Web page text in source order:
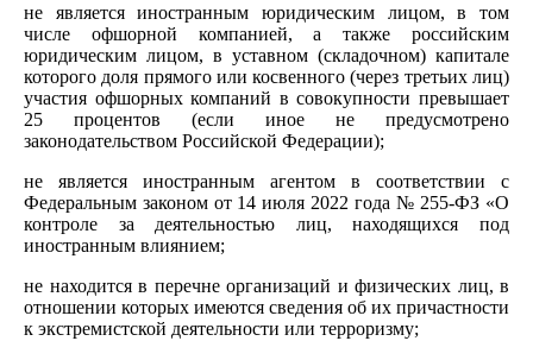
не является иностранным юридическим лицом, в том
числе офшорной компанией, а также российским
юридическим лицом, в уставном (складочном) капитале
которого доля прямого или косвенного (через третьих лиц)
участия офшорных компаний в совокупности превышает
25 процентов (если иное не предусмотрено
законодательством Российской Федерации);
не является иностранным агентом в соответствии с
Федеральным законом от 14 июля 2022 года № 255-ФЗ «О
контроле за деятельностью лиц, находящихся под
иностранным влиянием;
не находится в перечне организаций и физических лиц, в
отношении которых имеются сведения об их причастности
к экстремистской деятельности или терроризму;